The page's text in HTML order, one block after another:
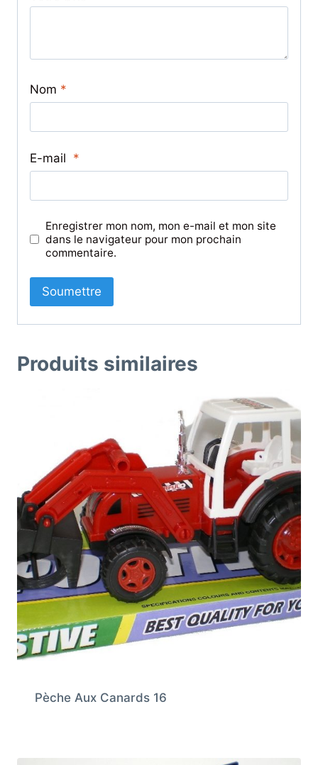
Nom *
E-mail *
Enregistrer mon nom, mon e-mail et mon site
dans le navigateur pour mon prochain
commentaire.
Produits similaires
Pèche Aux Canards 16